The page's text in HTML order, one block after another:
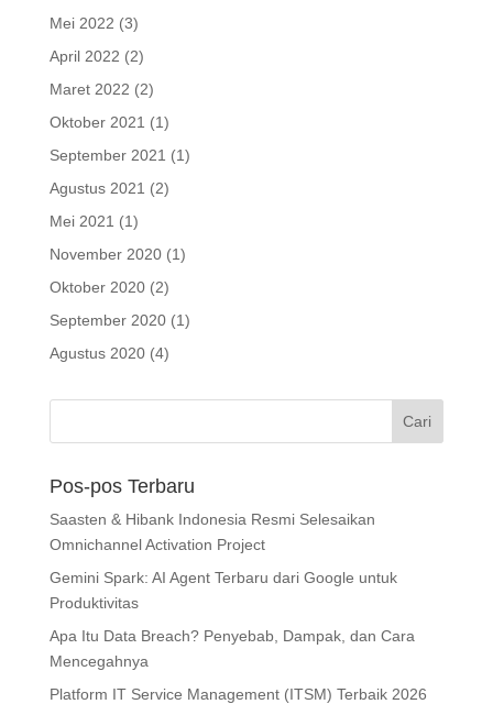
Mei 2022 (3)
April 2022 (2)
Maret 2022 (2)
Oktober 2021 (1)
September 2021 (1)
Agustus 2021 (2)
Mei 2021 (1)
November 2020(1)
Oktober 2020(2)
September 2020(1)
Agustus 2020(4)
Pos-pos Terbaru
Saasten & Hibank Indonesia Resmi Selesaikan
Omnichannel Activation Project
Gemini Spark: AI Agent Terbaru dari Google untuk
Produktivitas
Apa Itu Data Breach? Penyebab, Dampak, dan Cara
Mencegahnya
Platform IT Service Management (ITSM) Terbaik 2026